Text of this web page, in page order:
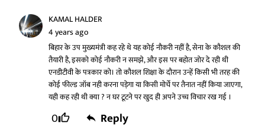
KAMAL HALDER
4 years ago
बिहार के उप मुख्यमंत्री कह रहे थे यह कोई नौकरी नहीं है, सेना के कौशल की
तैयारी है, इसको कोई नौकरी न समझे, और इस पर बहोत जोर दे रही थी
एनडीटीवी के पत्रकार को। तो कौशल शिक्षा के दौरान उन्हें किसी भी तरह की
कोई फील्ड जॉब नही करना पड़ेगा या किसी मोर्चे पर तैनात नहीं किया जाएगा,
यही कह रही थी क्या ? न घर टूटने पर खुद ही अपने उच्च विचार रख गई ।
0 Reply